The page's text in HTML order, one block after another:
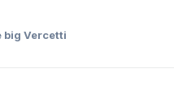
big Vercetti